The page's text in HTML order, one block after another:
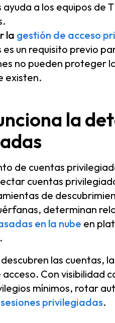
ayuda a los equipos de
la gestión de acceso
un requisito previo
no pueden proteger
existen.
la
de cuentas
cuentas
de
determinan
en la nube en
las cuentas,
acceso. Con visibilidad
mínimos, rotar
privilegiadas.